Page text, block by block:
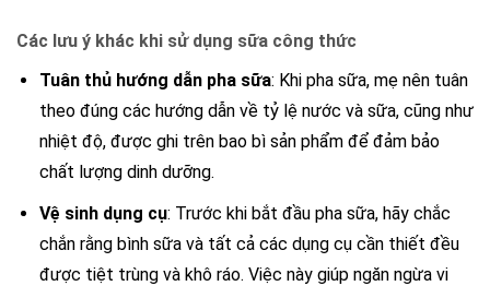
Các lưu ý khác khi sử dụng sữa công thức
Tuân thủ hướng dẫn pha sữa: Khi pha sữa, mẹ nên tuân
theo đúng các hướng dẫn về tỷ lệ nước và sữa, cũng như
nhiệt độ, được ghi trên bao bì sản phẩm để đảm bảo
chất lượng dinh dưỡng.
Vệ sinh dụng cụ: Trước khi bắt đầu pha sữa, hãy chắc
chắn rằng bình sữa và tất cả các dụng cụ cần thiết đều
được tiệt trùng và khô ráo. Việc này giúp ngăn ngừa vi